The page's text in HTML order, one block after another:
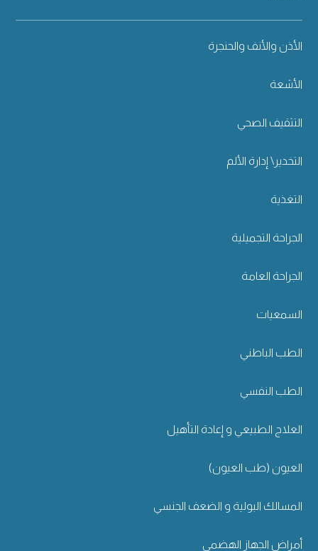
الأذن والأنف والحنجرة
الأشعة
التثقيف الصحي
التخدير\ إدارة الألم
التغذية
الجراحة التجميلية
الجراحة العامة
السمعيات
الطب الباطني
الطب النفسي
العلاج الطبيعي و إعادة التأهيل
العيون (طب العيون)
المسالك البولية و الضعف الجنسي
أمراض الجهاز الهضمي